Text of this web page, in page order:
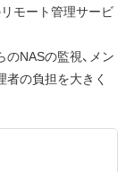
モート管理サービ
NASの監視、メン
者の負担を大きく